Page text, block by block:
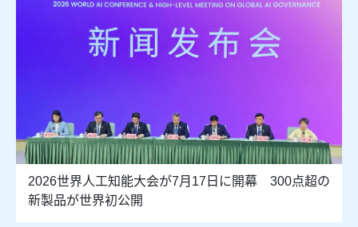
2026世界人工知能大会が7月17日に開幕 300点超の
新製品が世界初公開